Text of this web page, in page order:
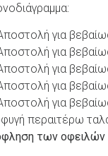
για
για
για
για
για
περαιτέρω
των